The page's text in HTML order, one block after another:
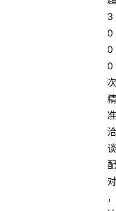
3
0
0
0
次
精
准
洽
谈
配
对
，